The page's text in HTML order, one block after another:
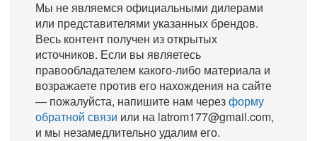
Мы не являемся официальными дилерами
или представителями указанных брендов.
Весь контент получен из открытых
источников. Если вы являетесь
правообладателем какого-либо материала и
возражаете против его нахождения на сайте
— пожалуйста, напишите нам черезформу
обратной связи или на latrom177@gmail.com,
и мы незамедлительно удалим его.